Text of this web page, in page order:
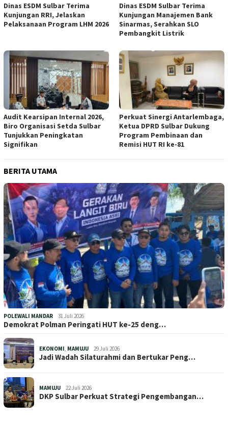
Dinas ESDM Sulbar Terima
Kunjungan RRI, Jelaskan
Pelaksanaan Program LHM 2026
Dinas ESDM Sulbar Terima
Kunjungan Manajemen Bank
Sinarmas, Serahkan SLO
Pembangkit Listrik
Audit Kearsipan Internal 2026,
Biro Organisasi Setda Sulbar
Tunjukkan Peningkatan
Signifikan
Perkuat Sinergi Antarlembaga,
Ketua DPRD Sulbar Dukung
Program Pembinaan dan
Remisi HUT RI ke-81
BERITA UTAMA
POLEWALI MANDAR 31 Juli 2026
Demokrat Polman Peringati HUT ke-25 deng…
EKONOMI MAMUJU 29 Juli 2026
Jadi Wadah Silaturahmi dan Bertukar Peng…
MAMUJU 22 Juli 2026
DKP Sulbar Perkuat Strategi Pengembangan…